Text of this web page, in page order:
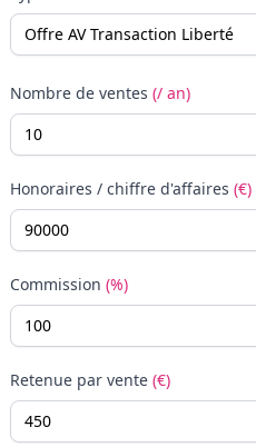
Nombre de ventes (/ an)
Honoraires / chiffre d'affaires (€)
Commission (%)
Retenue par vente (€)